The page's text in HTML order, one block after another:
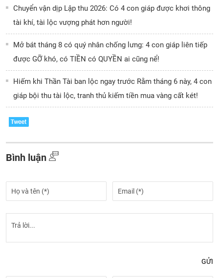
Chuyển vận dịp Lập thu 2026: Có 4 con giáp được khơi thông
tài khí, tài lộc vượng phát hơn người!
Mở bát tháng 8 có quý nhân chống lưng: 4 con giáp liên tiếp
được GỠ khó, có TIỀN có QUYỀN ai cũng nể!
Hiếm khi Thần Tài ban lộc ngay trước Rằm tháng 6 này, 4 con
giáp bội thu tài lộc, tranh thủ kiếm tiền mua vàng cất két!
Bình luận
GỬI